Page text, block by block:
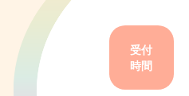
受付
時間